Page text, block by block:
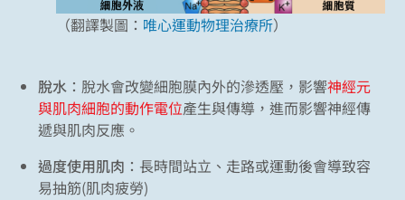
（翻譯製圖： 唯心運動物理治療所）
脫水 ：脫水會改變細胞膜內外的滲透壓，影響神經元
與肌肉細胞的動作電位產生與傳導，進而影響神經傳
遞與肌肉反應。
過度使用肌肉 ：長時間站立、走路或運動後會導致容
易抽筋(肌肉疲勞)